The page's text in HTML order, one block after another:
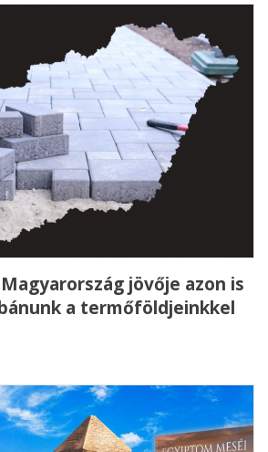
jövője azon is
a termőföldjeinkkel